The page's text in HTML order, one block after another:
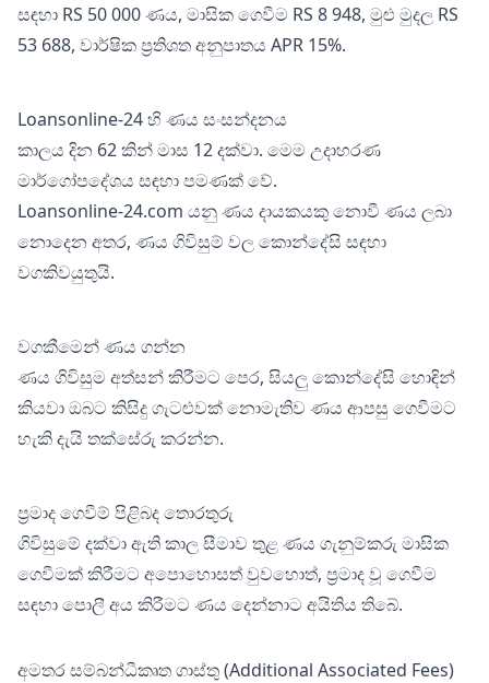
සඳහා RS 50 000 ණය, මාසික ගෙවීම RS 8 948, මුළු මුදල RS
53 688, වාර්ෂික ප්‍රතිශත අනුපාතය APR 15%.
Loansonline-24 හි ණය සංසන්දනය
කාලය දින 62 කින් මාස 12 දක්වා. මෙම උදාහරණ
මාර්ගෝපදේශය සඳහා පමණක් වේ.
Loansonline-24.com යනු ණය දායකයකු නොවී ණය ලබා
නොදෙන අතර, ණය ගිවිසුම් වල කොන්දේසි සඳහා
වගකිවයුතුයි.
වගකීමෙන් ණය ගන්න
ණය ගිවිසුම අත්සන් කිරීමට පෙර, සියලු කොන්දේසි හොඳින්
කියවා ඔබට කිසිදු ගැටළුවක් නොමැතිව ණය ආපසු ගෙවීමට
හැකි දැයි තක්සේරු කරන්න.
ප්‍රමාද ගෙවීම් පිළිබද තොරතුරු
ගිවිසුමේ දක්වා ඇති කාල සීමාව තුළ ණය ගැනුම්කරු මාසික
ගෙවීමක් කිරීමට අපොහොසත් වුවහොත්, ප්‍රමාද වූ ගෙවීම
සඳහා පොලී අය කිරීමට ණය දෙන්නාට අයිතිය තිබේ.
අමතර සම්බන්ධීකෘත ගාස්තු (Additional Associated Fees)